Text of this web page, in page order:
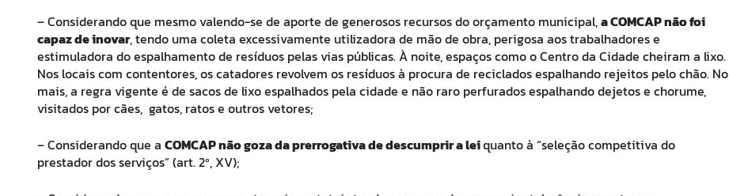
– Considerando que mesmo valendo-se de aporte de generosos recursos do orçamento municipal,a COMCAP não foi
capaz de inovar, tendo uma coleta excessivamente utilizadora de mão de obra, perigosa aos trabalhadores e
estimuladora do espalhamento de resíduos pelas vias públicas. À noite, espaços como o Centro da Cidade cheiram a lixo.
Nos locais com contentores, os catadores revolvem os resíduos à procura de reciclados espalhando rejeitos pelo chão. No
mais, a regra vigente é de sacos de lixo espalhados pela cidade e não raro perfurados espalhando dejetos e chorume,
visitados por cães, gatos, ratos e outros vetores;
– Considerando que a COMCAP não goza da prerrogativa de descumprir a leiquanto à “seleção competitiva do
prestador dos serviços” (art. 2º, XV);